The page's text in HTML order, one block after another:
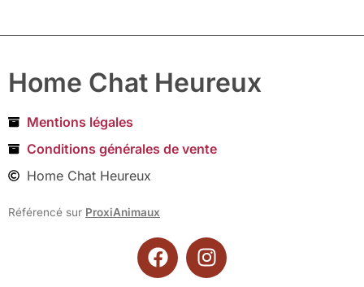
Home Chat Heureux
Mentions légales
Conditions générales de vente
Home Chat Heureux
Référencé sur ProxiAnimaux